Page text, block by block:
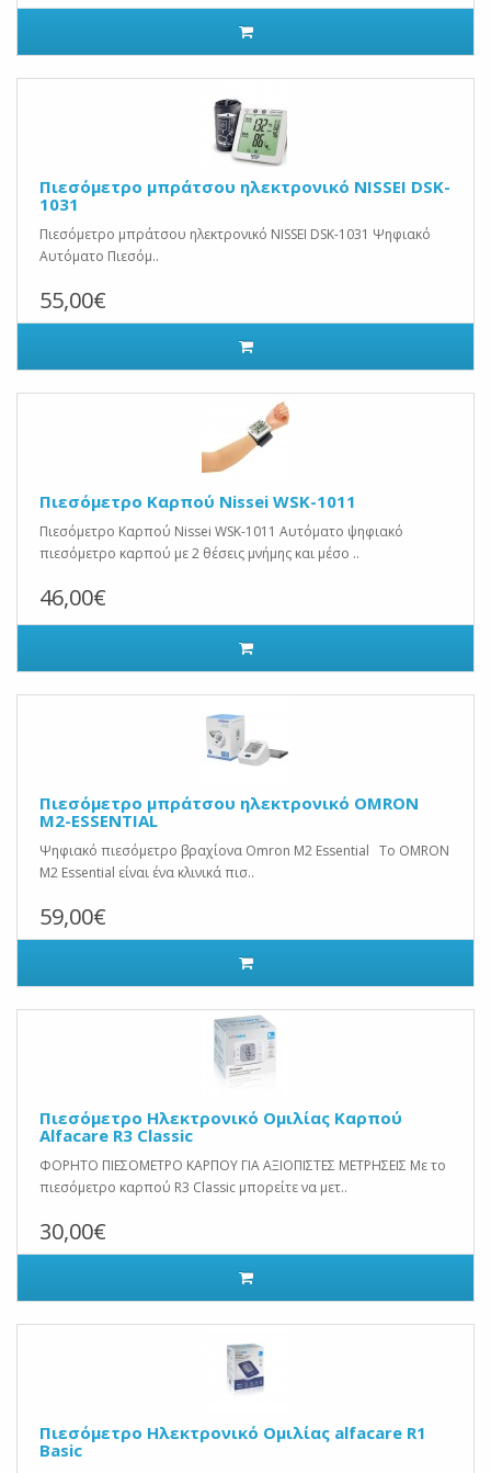
Πιεσόμετρο μπράτσου ηλεκτρονικό NISSEI DSK-
1031
Πιεσόμετρο μπράτσου ηλεκτρονικό NISSEI DSK-1031 Ψηφιακό
Αυτόματο Πιεσόμ..
55,00€
Πιεσόμετρο Καρπού Nissei WSK-1011
Πιεσόμετρο Καρπού Nissei WSK-1011 Αυτόματο ψηφιακό
πιεσόμετρο καρπού με 2 θέσεις μνήμης και μέσο ..
46,00€
Πιεσόμετρο μπράτσου ηλεκτρονικό OMRON
M2-ESSENTIAL
Ψηφιακό πιεσόμετρο βραχίονα Omron M2 Essential Το OMRON
M2 Essential είναι ένα κλινικά πισ..
59,00€
Πιεσόμετρο Ηλεκτρονικό Ομιλίας Καρπού
Alfacare R3 Classic
ΦΟΡΗΤΟ ΠΙΕΣΟΜΕΤΡΟ ΚΑΡΠΟΥ ΓΙΑ ΑΞΙΟΠΙΣΤΕΣ ΜΕΤΡΗΣΕΙΣ Με το
πιεσόμετρο καρπού R3 Classic μπορείτε να μετ..
30,00€
Πιεσόμετρο Ηλεκτρονικό Ομιλίας alfacare R1
Basic